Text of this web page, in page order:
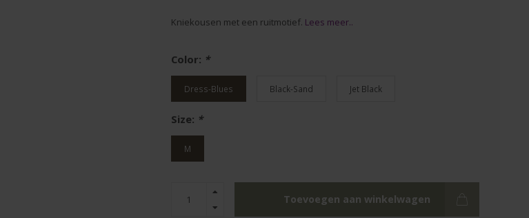
Kniekousen met een ruitmotief. Lees meer..
Color: *
Dress-Blues Black-Sand Jet Black
Size: *
M
Toevoegen aan winkelwagen